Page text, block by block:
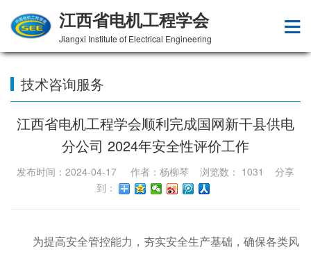
江西省电机工程学会
Jiangxi Institute of Electrical Engineering
技术咨询服务
江西省电机工程学会顺利完成国网新干县供电
分公司 2024年安全性评价工作
发布时间：2024-04-17 作者：杨柳琴 浏览数： 1031
分享
到：
为提高安全管控能力，夯实安全生产基础，确保各类风